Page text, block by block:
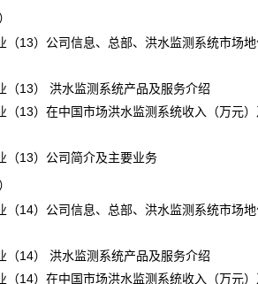
公司信息、总部、洪水监测系统市场地
） 洪水监测系统产品及服务介绍
在中国市场洪水监测系统收入（万元）
）公司简介及主要业务
公司信息、总部、洪水监测系统市场地
） 洪水监测系统产品及服务介绍
在中国市场洪水监测系统收入（万元）